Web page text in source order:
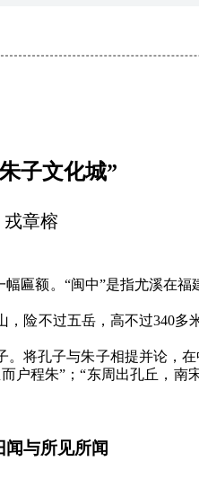
子文化城”
戎章榕
匾额。“闽中”是指尤溪在福
险不过五岳，高不过340多
。将孔子与朱子相提并论，
户程朱”；“东周出孔丘，南
闻与所见所闻